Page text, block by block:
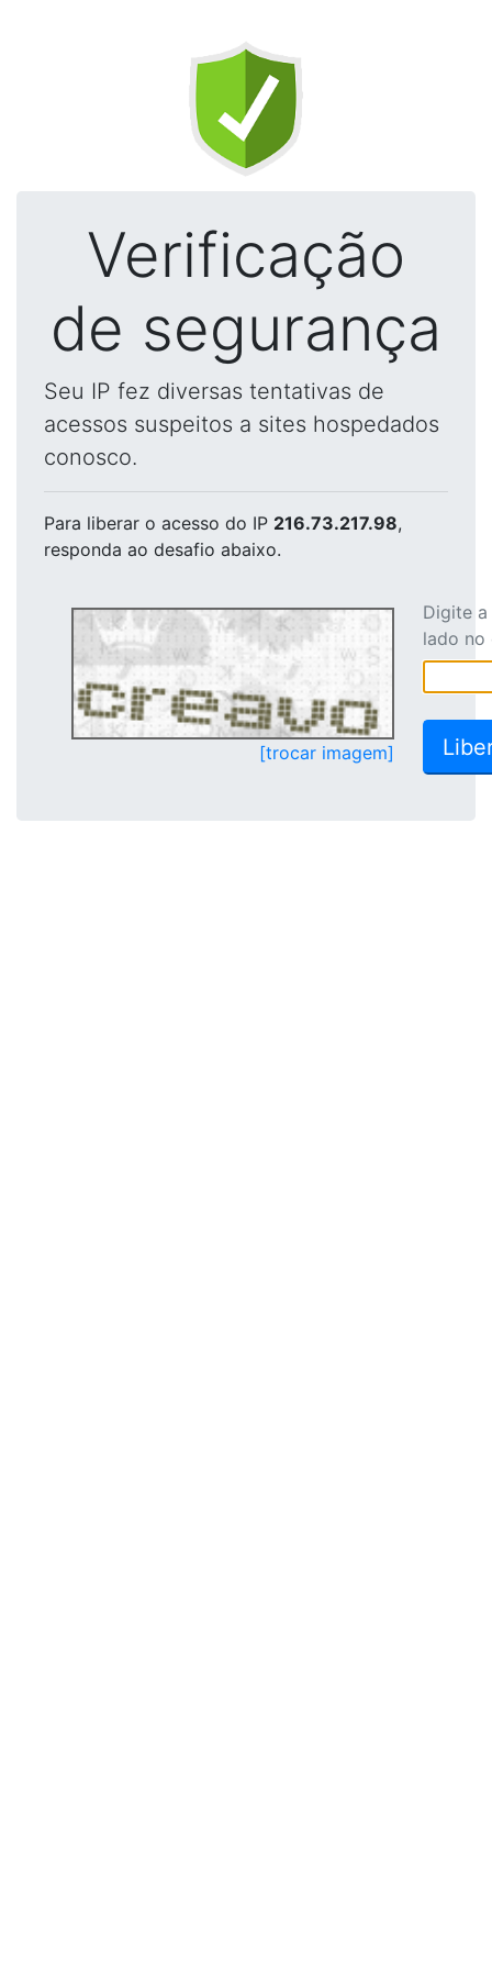
Verificação
de segurança
Seu IP fez diversas tentativas de
acessos suspeitos a sites hospedados
conosco.
Para liberar o acesso do IP 216.73.217.98,
responda ao desafio abaixo.
[trocar imagem]
Digite
lado no